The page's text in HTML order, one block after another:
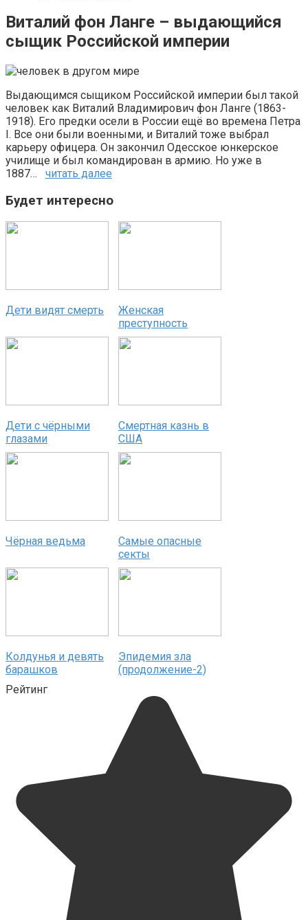
Виталий фон Ланге – выдающийся
сыщик Российской империи
Выдающимся сыщиком Российской империи был такой
человек как Виталий Владимирович фон Ланге (1863-
1918). Его предки осели в России ещё во времена Петра
I. Все они были военными, и Виталий тоже выбрал
карьеру офицера. Он закончил Одесское юнкерское
училище и был командирован в армию. Но уже в
1887… читать далее
Будет интересно
Дети видят смерть
Женская
преступность
Дети с чёрными
глазами
Смертная казнь в
США
Чёрная ведьма
Самые опасные
секты
Колдунья и девять
барашков
Эпидемия зла
(продолжение-2)
Рейтинг